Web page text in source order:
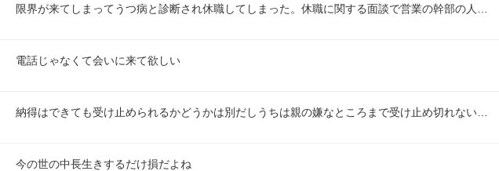
限界が来てしまってうつ病と診断され休職してしまった。休職に関する面談で営業の幹部の人…
電話じゃなくて会いに来て欲しい
納得はできても受け止められるかどうかは別だしうちは親の嫌なところまで受け止め切れない…
今の世の中長生きするだけ損だよね